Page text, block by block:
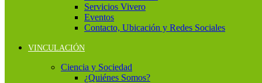
Servicios Vivero
Eventos
Contacto, Ubicación y Redes Sociales
VINCULACIÓN
Ciencia y Sociedad
¿Quiénes Somos?